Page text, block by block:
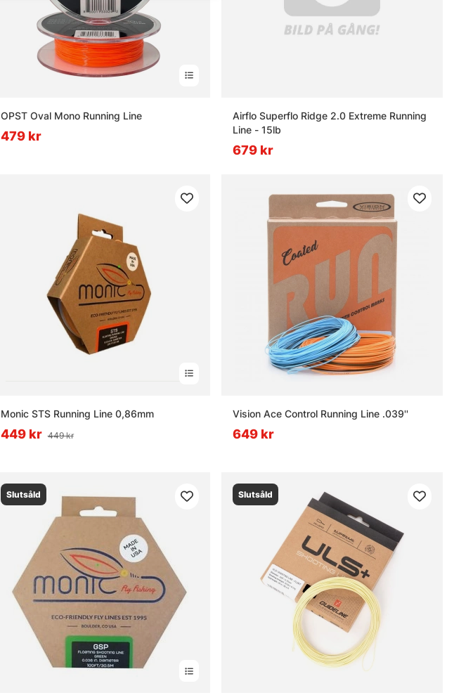
OPST Oval Mono Running Line
479 kr
Airflo Superflo Ridge 2.0 Extreme Running
Line - 15lb
679 kr
Monic STS Running Line 0,86mm
449 kr 449 kr
Vision Ace Control Running Line .039''
649 kr
Slutsåld Slutsåld